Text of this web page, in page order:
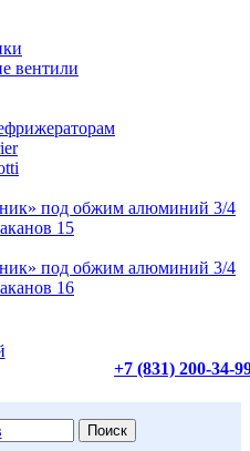
вентили
+7 (831) 200-34-
Поиск